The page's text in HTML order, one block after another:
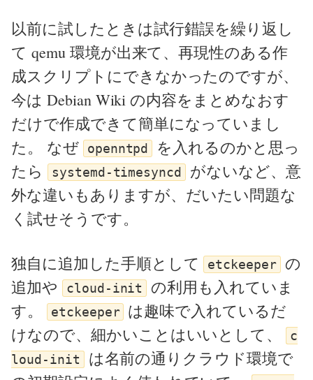
以前に試したときは試行錯誤を繰り返し
て qemu 環境が出来て、再現性のある作
成スクリプトにできなかったのですが、
今は Debian Wiki の内容をまとめなおす
だけで作成できて簡単になっていまし
た。 なぜ
openntpd
を入れるのかと思っ
たら
systemd-timesyncd
がないなど、意
外な違いもありますが、だいたい問題な
く試せそうです。
独自に追加した手順として etckeeper の
追加や
cloud-init
の利用も入れていま
す。
etckeeper は趣味で入れているだ
けなので、細かいことはいいとして、 c
loud-init は名前の通りクラウド環境で